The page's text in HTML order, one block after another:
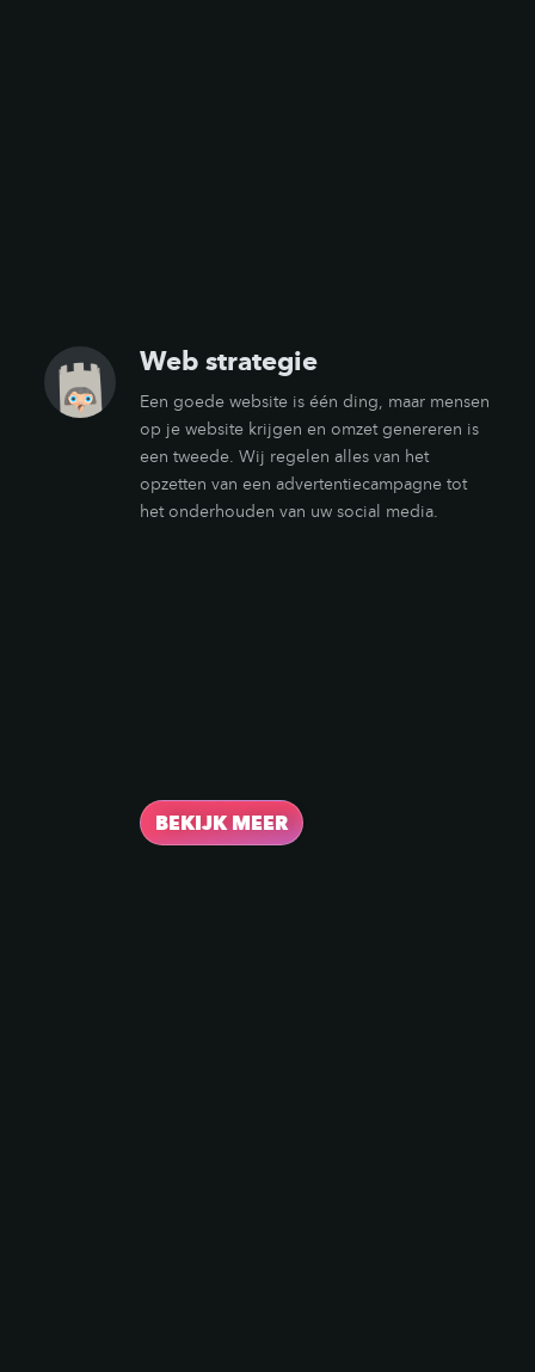
Web strategie
Een goede website is één ding, maar mensen
op je website krijgen en omzet genereren is
een tweede. Wij regelen alles van het
opzetten van een advertentiecampagne tot
het onderhouden van uw social media.
BEKIJK MEER